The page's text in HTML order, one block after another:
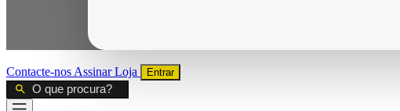
Contacte-nos AssinarLoja Entrar